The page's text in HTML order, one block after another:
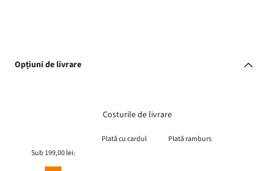
Opțiuni de livrare
Costurile de livrare
Plată cu cardul
Plată ramburs
Sub 199,00 lei: